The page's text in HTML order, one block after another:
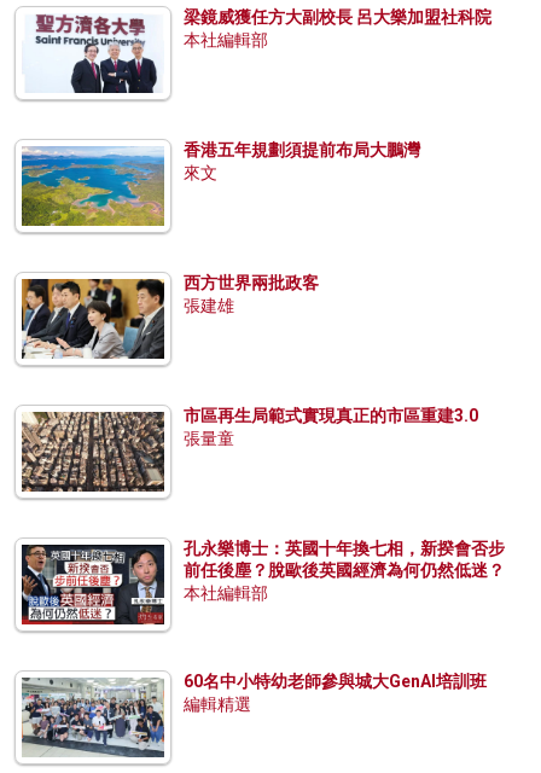
梁鏡威獲任方大副校長 呂大樂加盟社科院
本社編輯部
香港五年規劃須提前布局大鵬灣
來文
西方世界兩批政客
張建雄
市區再生局範式實現真正的市區重建3.0
張量童
孔永樂博士：英國十年換七相，新揆會否步
前任後塵？脫歐後英國經濟為何仍然低迷？
本社編輯部
60名中小特幼老師參與城大GenAI培訓班
編輯精選